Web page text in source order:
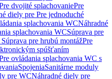
dvojité splachovaniePre
diely pre Pre jednoduché
splachovania WCNáhradné
splachovania WCSúprava pre
pre hrubú montážPre
spúšťaním
ovládania splachovania WC s
SpojeniaSanitárne moduly
pre WCNáhradné diely pre